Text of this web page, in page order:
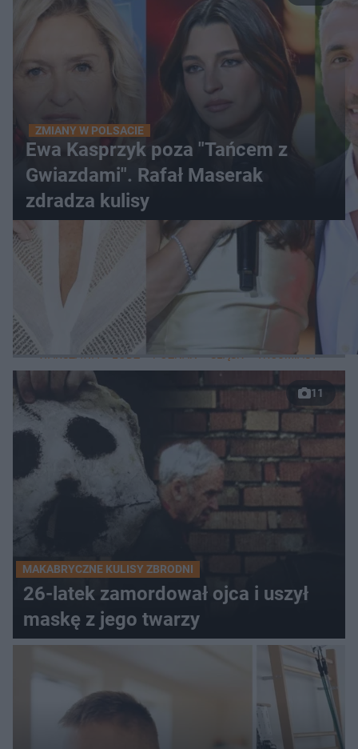
ZMIANY W POLSACIE
Ewa Kasprzyk poza "Tańcem z
Gwiazdami". Rafał Maserak
zdradza kulisy
WIĘCEJ
LOKALNE
WARSZAWA ŁÓDŹ TRÓJMIASTO
11
MAKABRYCZNE KULISY ZBRODNI
26-latek zamordował ojca i uszył
maskę z jego twarzy